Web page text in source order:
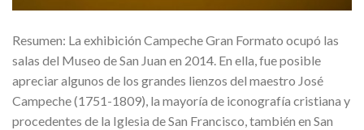
Resumen: La exhibición Campeche Gran Formato ocupó las
salas del Museo de San Juan en 2014. En ella, fue posible
apreciar algunos de los grandes lienzos del maestro José
Campeche (1751-1809), la mayoría de iconografía cristiana y
procedentes de la Iglesia de San Francisco, también en San